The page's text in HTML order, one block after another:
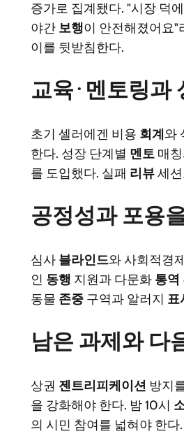
증가로 집계됐다. "시장 덕
야간 보행이 안전해졌어요"
이를 뒷받침한다.
교육·멘토링과
초기 셀러에겐 비용 회계 와
한다. 성장 단계별 멘토 매
를 도입했다. 실패 리뷰세
공정성과 포용
심사 블라인드와 사회적경
인 동행 지원과 다문화 통역
동물 존중 구역과 알러지 표
남은 과제와 다
상권 젠트리피케이션 방지
을 강화해야 한다. 밤 10시
의 시민 참여를 넓혀야 한다